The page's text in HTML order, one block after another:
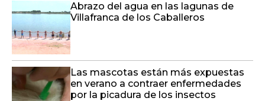
Abrazo del agua en las lagunas de
Villafranca de los Caballeros
Las mascotas están más expuestas
en verano a contraer enfermedades
por la picadura de los insectos